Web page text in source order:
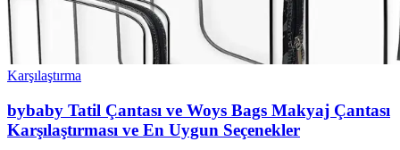
Karşılaştırma
bybaby Tatil Çantası ve Woys Bags Makyaj Çantası
Karşılaştırması ve En Uygun Seçenekler